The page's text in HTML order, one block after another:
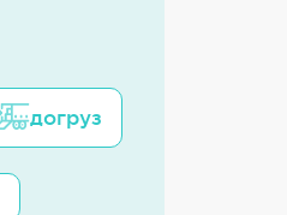
догруз